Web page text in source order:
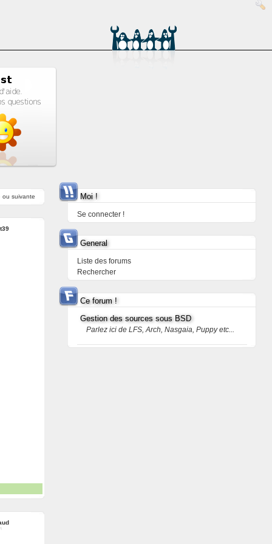
ou suivante Moi !
Se connecter !
General
Liste des forums
Rechercher
Ce forum !
Gestion des sources sous BSD
Parlez ici de LFS, Arch, Nasgaia, Puppy etc...